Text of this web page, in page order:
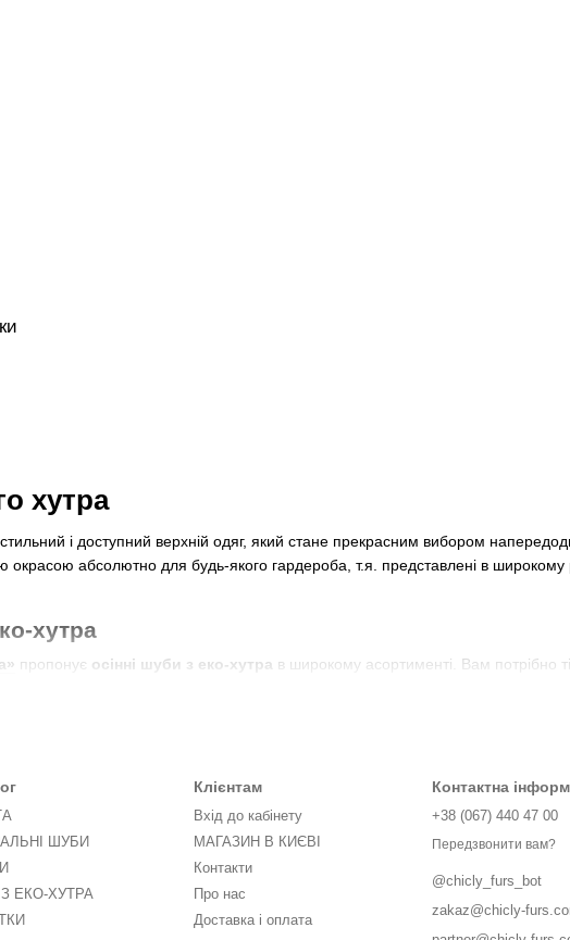
хутра
і доступний верхній одяг, який стане прекрасним вибором
окрасою абсолютно для будь-якого гардероба, т.я. представлені в широкому
хутра
пропонує осінні шуби з еко-хутра в широкому асортименті. Вам потрібно
призначалися не тільки для збереження тепла. Тепер це
або приталену форму. Все це сприяє тому, що шуба буде прекрасно
шуба з еко-хутра
різними вставками зі шкіри, заклепками, гудзиками і т.д.
стосується довжини виробу, то тут на першому місці знаходиться
фактично неможливо рухатися з комфортом, водити машину або
для дівчат, які вибирають довгі сукні та штани, і в той же час не люблять
ШУБИ
ЕКО-ХУТРА
Клієнтам
Вхід до кабінету
МАГАЗИН В КИЄВІ
Контакти
Про нас
Доставка і оплата
Контактна
+38 (067) 440 47 00
Передзвонити вам?
@chicly_furs_bot
zakaz@chicly-